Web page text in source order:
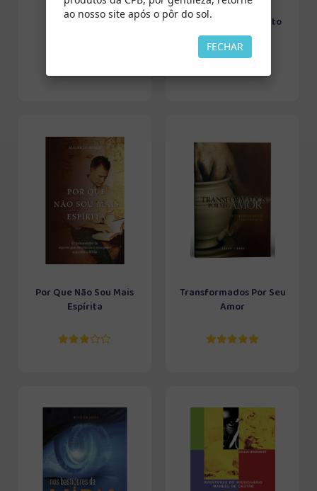
Encontros
O Batismo do Espírito
Santo
Por Que Não Sou Mais
Espírita
Transformados Por Seu
Amor
ao nosso site após o pôr do sol.
FECHAR